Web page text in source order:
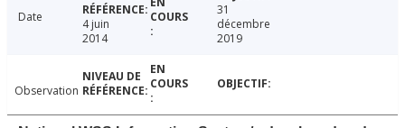
Date
4 juin
2014
31
décembre
2019
Observation